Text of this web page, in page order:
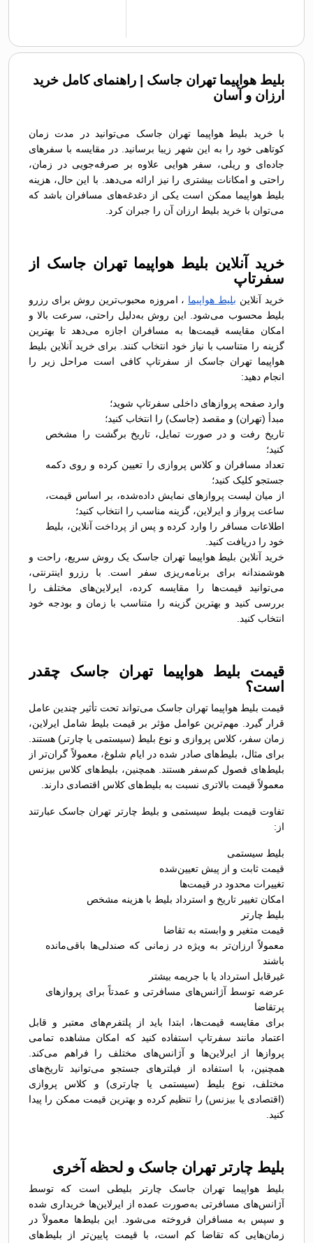
بلیط هواپیما تهران جاسک | راهنمای کامل خرید
ارزان و آسان
با خرید بلیط هواپیما تهران جاسک می‌توانید در مدت زمان
کوتاهی خود را به این شهر زیبا برسانید. در مقایسه با سفرهای
جاده‌ای و ریلی، سفر هوایی علاوه بر صرفه‌جویی در زمان،
راحتی و امکانات بیشتری را نیز ارائه می‌دهد. با این حال، هزینه
بلیط هواپیما ممکن است یکی از دغدغه‌های مسافران باشد که
می‌توان با خرید بلیط ارزان آن را جبران کرد.
خرید آنلاین بلیط هواپیما تهران جاسک از
سفرتاپ
خرید آنلاین بلیط هواپیما ، امروزه محبوب‌ترین روش برای رزرو
بلیط محسوب می‌شود. این روش به‌دلیل راحتی، سرعت بالا و
امکان مقایسه قیمت‌ها به مسافران اجازه می‌دهد تا بهترین
گزینه را متناسب با نیاز خود انتخاب کنند. برای خرید آنلاین بلیط
هواپیما تهران جاسک از سفرتاپ کافی است مراحل زیر را
انجام دهید:
وارد صفحه پروازهای داخلی سفرتاپ شوید؛
مبدأ (تهران) و مقصد (جاسک) را انتخاب کنید؛
تاریخ رفت و در صورت تمایل، تاریخ برگشت را مشخص
کنید؛
تعداد مسافران و کلاس پروازی را تعیین کرده و روی دکمه
جستجو کلیک کنید؛
از میان لیست پروازهای نمایش داده‌شده، بر اساس قیمت،
ساعت پرواز و ایرلاین، گزینه مناسب را انتخاب کنید؛
اطلاعات مسافر را وارد کرده و پس از پرداخت آنلاین، بلیط
خود را دریافت کنید.
خرید آنلاین بلیط هواپیما تهران جاسک یک روش سریع، راحت و
هوشمندانه برای برنامه‌ریزی سفر است. با رزرو اینترنتی،
می‌توانید قیمت‌ها را مقایسه کرده، ایرلاین‌های مختلف را
بررسی کنید و بهترین گزینه را متناسب با زمان و بودجه خود
انتخاب کنید.
قیمت بلیط هواپیما تهران جاسک چقدر
است؟
قیمت بلیط هواپیما تهران جاسک می‌تواند تحت تأثیر چندین عامل
قرار گیرد. مهم‌ترین عوامل مؤثر بر قیمت بلیط شامل ایرلاین،
زمان سفر، کلاس پروازی و نوع بلیط (سیستمی یا چارتر) هستند.
برای مثال، بلیط‌های صادر شده در ایام شلوغ، معمولاً گران‌تر از
بلیط‌های فصول کم‌سفر هستند. همچنین، بلیط‌های کلاس بیزنس
معمولاً قیمت بالاتری نسبت به بلیط‌های کلاس اقتصادی دارند.
تفاوت قیمت بلیط سیستمی و بلیط چارتر تهران جاسک عبارتند
از:
بلیط سیستمی
قیمت ثابت و از پیش تعیین‌شده
تغییرات محدود در قیمت‌ها
امکان تغییر تاریخ و استرداد بلیط با هزینه مشخص
بلیط چارتر
قیمت متغیر و وابسته به تقاضا
معمولاً ارزان‌تر به ویژه در زمانی که صندلی‌ها باقی‌مانده
باشند
غیرقابل استرداد یا با جریمه بیشتر
عرضه توسط آژانس‌های مسافرتی و عمدتاً برای پروازهای
پرتقاضا
برای مقایسه قیمت‌ها، ابتدا باید از پلتفرم‌های معتبر و قابل
اعتماد مانند سفرتاپ استفاده کنید که امکان مشاهده تمامی
پروازها از ایرلاین‌ها و آژانس‌های مختلف را فراهم می‌کند.
همچنین، با استفاده از فیلترهای جستجو می‌توانید تاریخ‌های
مختلف، نوع بلیط (سیستمی یا چارتری) و کلاس پروازی
(اقتصادی یا بیزنس) را تنظیم کرده و بهترین قیمت ممکن را پیدا
کنید.
بلیط چارتر تهران جاسک و لحظه آخری
بلیط هواپیما تهران جاسک چارتر بلیطی است که توسط
آژانس‌های مسافرتی به‌صورت عمده از ایرلاین‌ها خریداری شده
و سپس به مسافران فروخته می‌شود. این بلیط‌ها معمولاً در
زمان‌هایی که تقاضا کم است، با قیمت پایین‌تر از بلیط‌های